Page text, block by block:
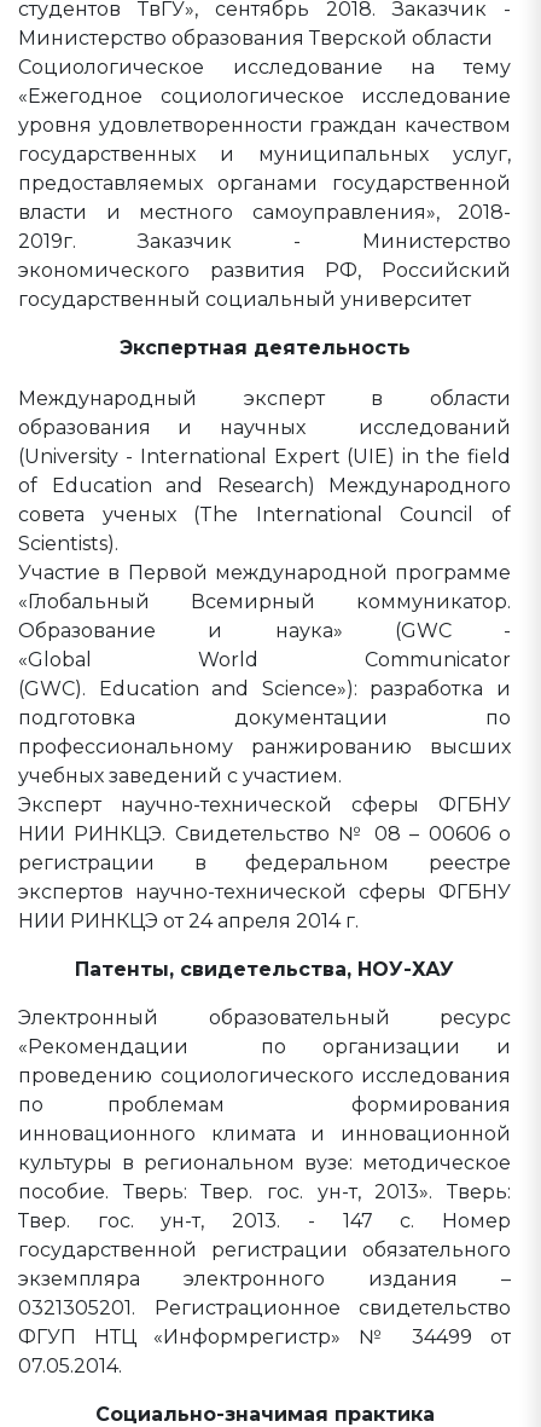
студентов ТвГУ», сентябрь 2018. Заказчик -
Министерство образования Тверской области
Социологическое исследование на тему
«Ежегодное социологическое исследование
уровня удовлетворенности граждан качеством
государственных и муниципальных услуг,
предоставляемых органами государственной
власти и местного самоуправления», 2018-
2019г. Заказчик - Министерство
экономического развития РФ, Российский
государственный социальный университет
Экспертная деятельность
Международный эксперт в области
образования и научных исследований
(University - International Expert (UIE) in the field
of Education and Research) Международного
совета ученых (The International Council of
Scientists).
Участие в Первой международной программе
«Глобальный Всемирный коммуникатор.
Образование и наука» (GWC -
«Global World Communicator
(GWC). Education and Science»): разработка и
подготовка документации по
профессиональному ранжированию высших
учебных заведений с участием.
Эксперт научно-технической сферы ФГБНУ
НИИ РИНКЦЭ. Свидетельство № 08 – 00606 о
регистрации в федеральном реестре
экспертов научно-технической сферы ФГБНУ
НИИ РИНКЦЭ от 24 апреля 2014 г.
Патенты, свидетельства, НОУ-ХАУ
Электронный образовательный ресурс
«Рекомендации по организации и
проведению социологического исследования
по проблемам формирования
инновационного климата и инновационной
культуры в региональном вузе: методическое
пособие. Тверь: Твер. гос. ун-т, 2013». Тверь:
Твер. гос. ун-т, 2013. - 147 с. Номер
государственной регистрации обязательного
экземпляра электронного издания –
0321305201. Регистрационное свидетельство
ФГУП НТЦ «Информрегистр» № 34499 от
07.05.2014.
Социально-значимая практика